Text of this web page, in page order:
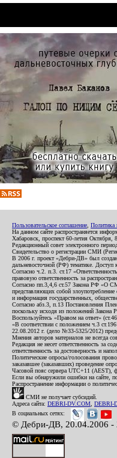
Пользовательское соглашение Политика
На данном сайте распространяется
Хабаровск, проспект 60-летия
Редакционный совет электронного
Свидетельство о регистрации СМИ
В 2006 г. проект «Дебри-ДВ» был
дальневосточной (РФ) тематике. Доступ
Согласно ч.2. п.3. ст.17
правовую ответственность за
Согласно пп.3,4,6 ст.57 Закона РФ «О
представляющих собой
и информация государственных,
Согласно абз.3, п.13 Постановления
поскольку исходя из положений Закона
Воспользуйтесь «Правом на ответ»
«В соответствии с положением ч.3
22.08.2012 г. (дело №33-5325/2012)
Мнения авторов материалов не всегда
Редакция не несет ответственность за
ответственность за достоверность и
Политические опросы/голосования
заказавшее (заказавших) проведение
Часовой пояс сервера UTC+11 (AEST),
Если вы обнаружили ошибки на сайте,
Распространение информации о
СМИ не получает субсидий.
Адреса сайта: DEBRI-DV.COM DEBRI-
В социальных сетях:
© Дебри-ДВ, 20.04.2006 -